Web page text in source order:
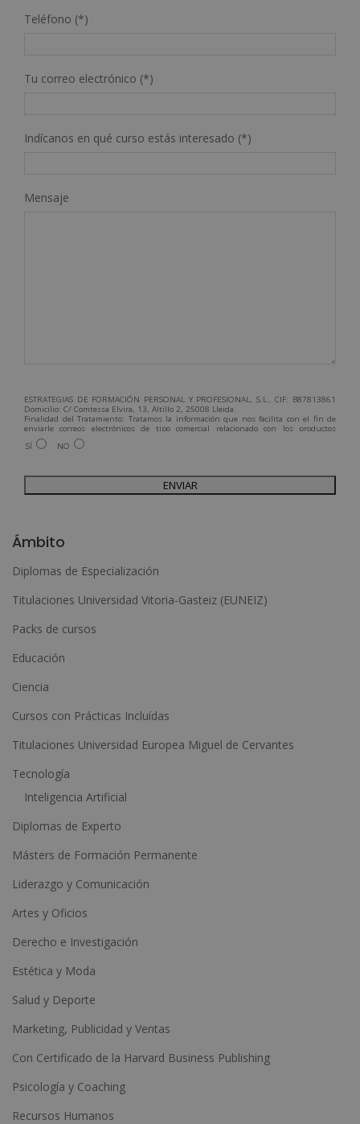
Teléfono (*)
Tu correo electrónico (*)
Indícanos en qué curso estás interesado (*)
Mensaje
ESTRATEGIAS DE FORMACIÓN PERSONAL Y PROFESIONAL, S.L., CIF: B87813861
Domicilio: C/ Comtessa Elvira, 13, Altillo 2, 25008 Lleida.
Finalidad del Tratamiento: Tratamos la información que nos facilita con el fin de
enviarle correos electrónicos de tipo comercial relacionado con los productos
ofrecidos y otros tipo de productos que fueran de su interés.
Legitimación del tratamiento: Consentimiento del interesado.
Para más información consulte nuestra Política de Privacidad.
Desea recibir información comercial (vía telefónica y/o email):
SÍ NO
e
r
n
i
v
e
Ámbito
Diplomas de Especialización
Titulaciones Universidad Vitoria-Gasteiz (EUNEIZ)
Packs de cursos
Educación
Ciencia
Cursos con Prácticas Incluídas
Titulaciones Universidad Europea Miguel de Cervantes
Tecnología
Inteligencia Artificial
Diplomas de Experto
Másters de Formación Permanente
Liderazgo y Comunicación
Artes y Oficios
Derecho e Investigación
Estética y Moda
Salud y Deporte
Marketing, Publicidad y Ventas
Con Certificado de la Harvard Business Publishing
Psicología y Coaching
Recursos Humanos